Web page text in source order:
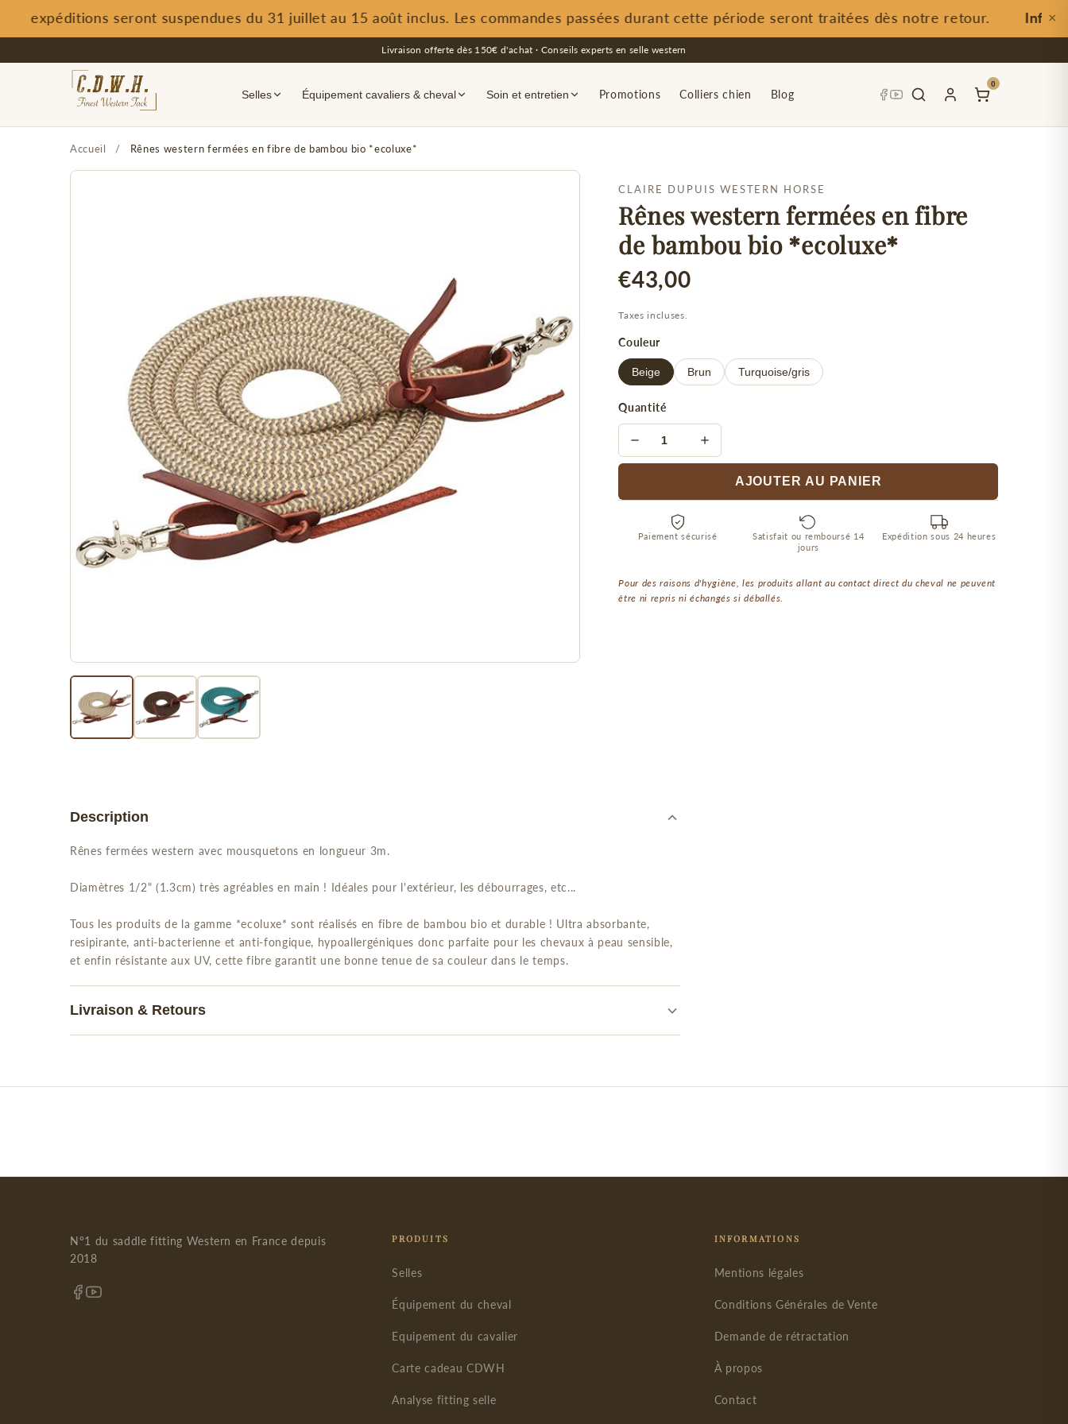
Ignorer
et
contenu
expéditions seront suspendues du 31 juillet au 15 août inclus. Les commandes passées durant cette période seront traitées dès notre retour. ×
Livraison offerte dès 150€ d'achat · Conseils experts en selle western
Selles Équipement cavaliers & cheval Soin et entretien Promotions Colliers chien Blog
0
Accueil / Rênes western fermées en fibre de bambou bio *ecoluxe*
CLAIRE DUPUIS WESTERN HORSE
Rênes western fermées en fibre
de bambou bio *ecoluxe*
€43,00
Taxes incluses.
Couleur
Beige Brun Turquoise/gris
Quantité
AJOUTER AU PANIER
Paiement sécurisé
Satisfait ou remboursé 14
jours
Expédition sous 24 heures
Pour des raisons d'hygiène, les produits allant au contact direct du cheval ne peuvent
être ni repris ni échangés si déballés.
Description
Rênes fermées western avec mousquetons en longueur 3m.
Diamètres 1/2" (1.3cm) très agréables en main ! Idéales pour l'extérieur, les débourrages, etc...
Tous les produits de la gamme *ecoluxe* sont réalisés en fibre de bambou bio et durable ! Ultra absorbante,
resipirante, anti-bacterienne et anti-fongique, hypoallergéniques donc parfaite pour les chevaux à peau sensible,
et enfin résistante aux UV, cette fibre garantit une bonne tenue de sa couleur dans le temps.
Livraison & Retours
N°1 du saddle fitting Western en France depuis
2018
PRODUITS
Selles
Équipement du cheval
Equipement du cavalier
Carte cadeau CDWH
Analyse fitting selle
INFORMATIONS
Mentions légales
Conditions Générales de Vente
Demande de rétractation
À propos
Contact